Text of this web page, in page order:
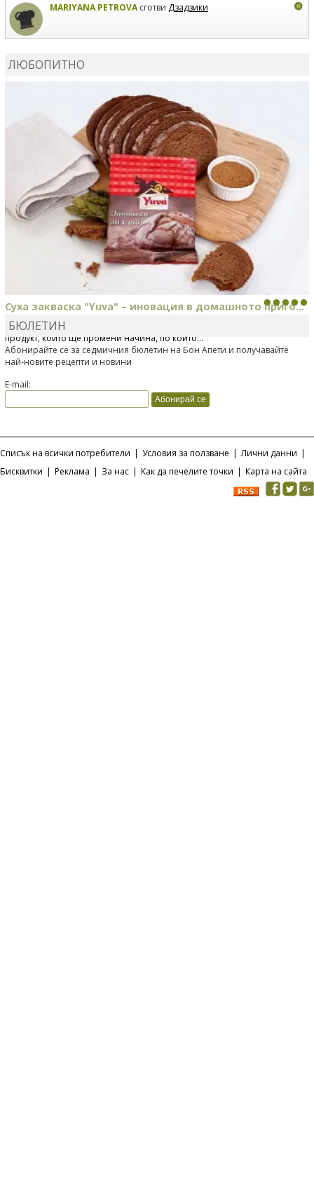
MARIYANA PETROVAсготви Дзадзики
ЛЮБОПИТНО
Суха закваска "Yuva" – иновация в домашното приго...
Отскоро Лесафр България стартира предлагането на изцяло нов
продукт, който ще промени начина, по който...
БЮЛЕТИН
Абонирайте се за седмичния бюлетин на Бон Апети и получавайте
най-новите рецепти и новини
E-mail:
Списък на всички потребители | Условия за ползване | Лични данни |
Бисквитки | Реклама | За нас | Как да печелите точки | Карта на сайта